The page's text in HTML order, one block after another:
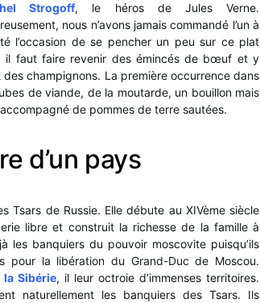
Strogoff, le héros de Jules Verne.
nous n’avons jamais commandé l’un à
l’occasion de se pencher un peu sur ce plat
il faut faire revenir des émincés de bœuf et y
champignons. La première occurrence dans
de viande, de la moutarde, un bouillon mais
de pommes de terre sautées.
d’un pays
Tsars de Russie. Elle débute au XIVème siècle
libre et construit la richesse de la famille à
les banquiers du pouvoir moscovite puisqu’ils
la libération du Grand-Duc de Moscou.
Sibérie, il leur octroie d’immenses territoires.
naturellement les banquiers des Tsars. Ils